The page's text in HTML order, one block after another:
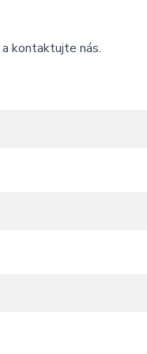
kontaktujte nás.